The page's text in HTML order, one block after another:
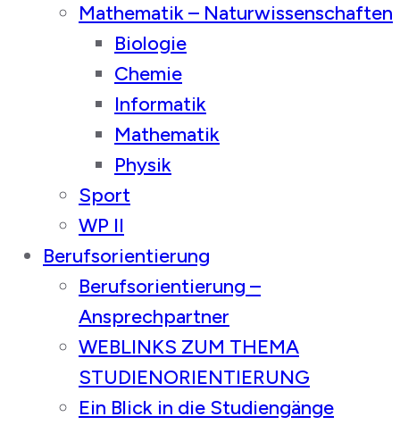
Mathematik – Naturwissenschaften
Biologie
Chemie
Informatik
Mathematik
Physik
Sport
WP II
Berufsorientierung
Berufsorientierung –
Ansprechpartner
WEBLINKS ZUM THEMA
STUDIENORIENTIERUNG
Ein Blick in die Studiengänge